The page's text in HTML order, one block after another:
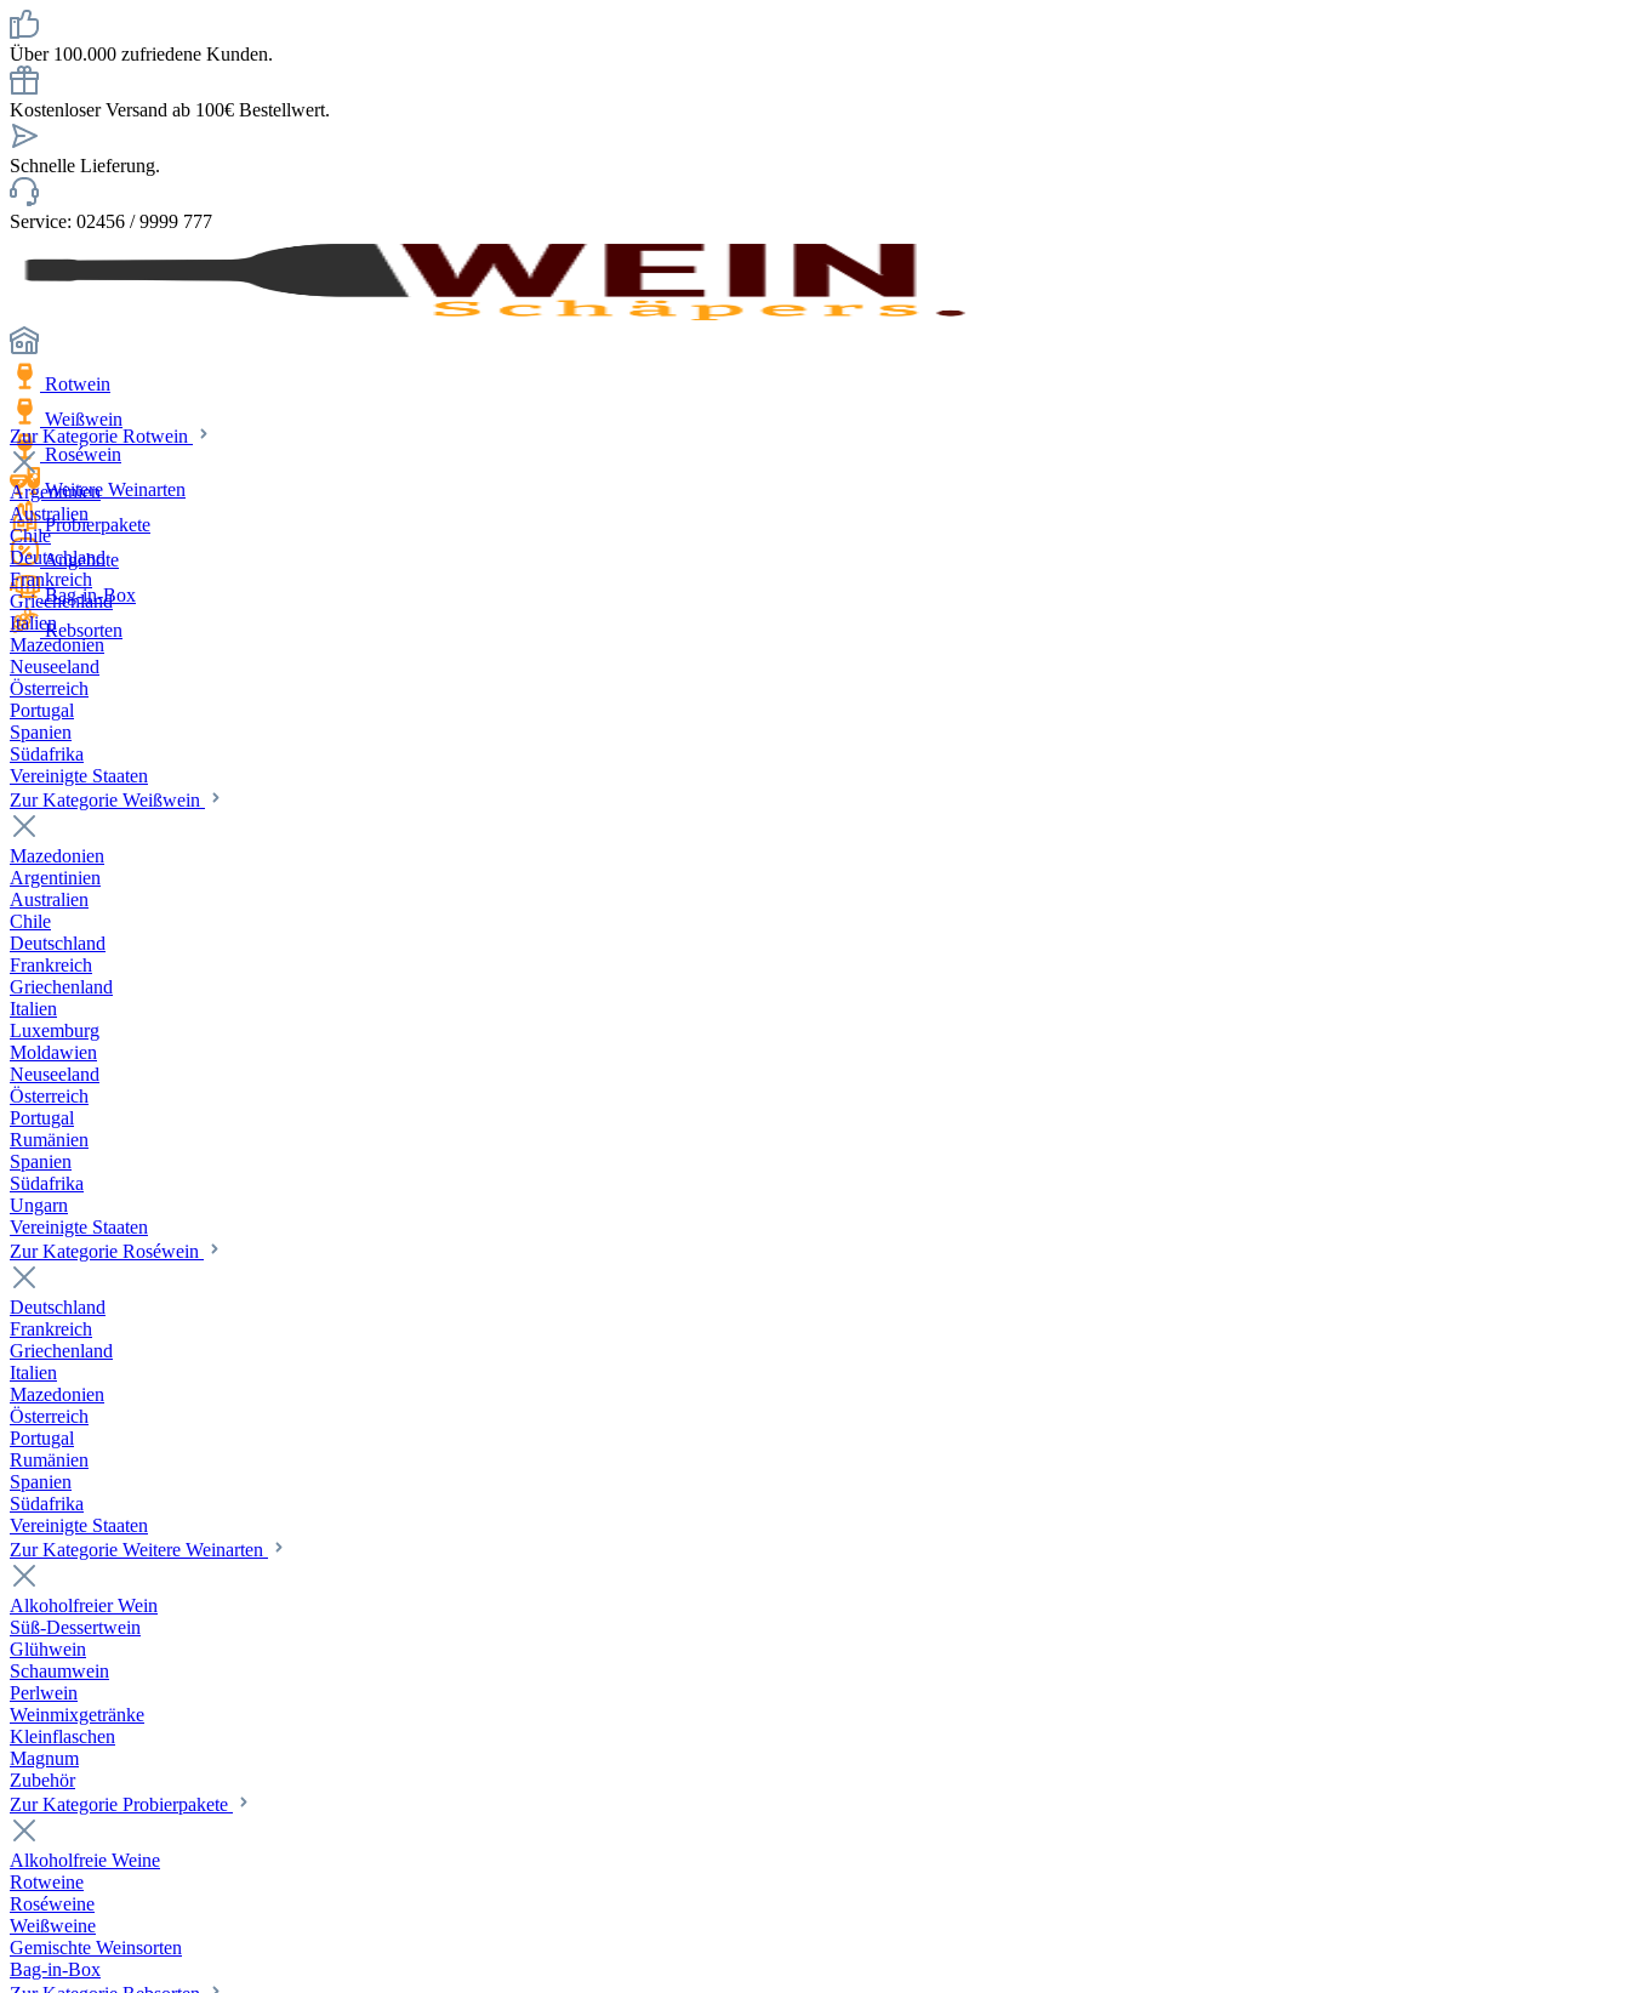
Über 100.000 zufriedene Kunden.
Kostenloser Versand ab 100€ Bestellwert.
Schnelle Lieferung.
Service: 02456 / 9999 777
Rotwein
Weißwein
Roséwein
Weitere Weinarten
Probierpakete
Angebote
Bag-in-Box
Rebsorten
Zur Kategorie Rotwein
Argentinien
Australien
Chile
Deutschland
Frankreich
Griechenland
Italien
Mazedonien
Neuseeland
Österreich
Portugal
Spanien
Südafrika
Vereinigte Staaten
Zur Kategorie Weißwein
Mazedonien
Argentinien
Australien
Chile
Deutschland
Frankreich
Griechenland
Italien
Luxemburg
Moldawien
Neuseeland
Österreich
Portugal
Rumänien
Spanien
Südafrika
Ungarn
Vereinigte Staaten
Zur Kategorie Roséwein
Deutschland
Frankreich
Griechenland
Italien
Mazedonien
Österreich
Portugal
Rumänien
Spanien
Südafrika
Vereinigte Staaten
Zur Kategorie Weitere Weinarten
Alkoholfreier Wein
Süß-Dessertwein
Glühwein
Schaumwein
Perlwein
Weinmixgetränke
Kleinflaschen
Magnum
Zubehör
Zur Kategorie Probierpakete
Alkoholfreie Weine
Rotweine
Roséweine
Weißweine
Gemischte Weinsorten
Bag-in-Box